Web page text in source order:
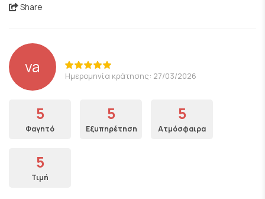
Share
va Ημερομηνία κράτησης: 27/03/2026
5
Φαγητό
5
Εξυπηρέτηση
5
Ατμόσφαιρα
5
Τιμή